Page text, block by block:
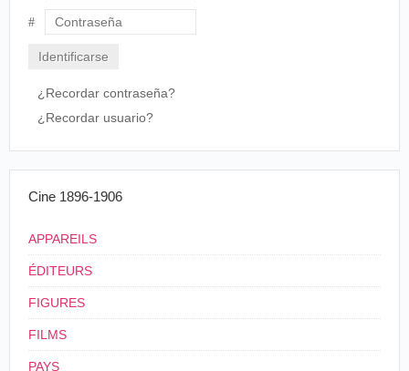
Usuario
¿Recordar contraseña?
¿Recordar usuario?
Cine 1896-1906
APPAREILS
ÉDITEURS
FIGURES
FILMS
PAYS